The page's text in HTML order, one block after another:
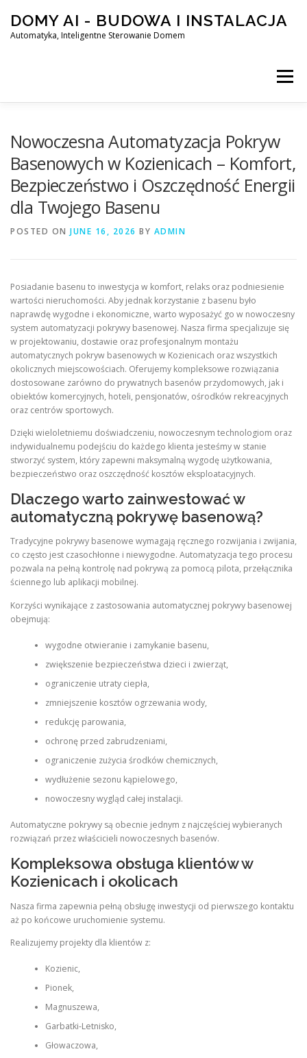
content
DOMY AI - BUDOWA I INSTALACJA
Automatyka, Inteligentne Sterowanie Domem
Menu
SMART DOM AI – AUTOMATYKA, INTELIGENTNE
BLOG KONTAKT
Nowoczesna Automatyzacja Pokryw
Basenowych w Kozienicach – Komfort,
Bezpieczeństwo i Oszczędność Energii
dla Twojego Basenu
POSTED ON JUNE 16, 2026 BY ADMIN
Posiadanie basenu to inwestycja w komfort, relaks oraz podniesienie
wartości nieruchomości. Aby jednak korzystanie z basenu było
naprawdę wygodne i ekonomiczne, warto wyposażyć go w nowoczesny
system automatyzacji pokrywy basenowej. Nasza firma specjalizuje się
w projektowaniu, dostawie oraz profesjonalnym montażu
automatycznych pokryw basenowych w Kozienicach oraz wszystkich
okolicznych miejscowościach. Oferujemy kompleksowe rozwiązania
dostosowane zarówno do prywatnych basenów przydomowych, jak i
obiektów komercyjnych, hoteli, pensjonatów, ośrodków rekreacyjnych
oraz centrów sportowych.
Dzięki wieloletniemu doświadczeniu, nowoczesnym technologiom oraz
indywidualnemu podejściu do każdego klienta jesteśmy w stanie
stworzyć system, który zapewni maksymalną wygodę użytkowania,
bezpieczeństwo oraz oszczędność kosztów eksploatacyjnych.
Dlaczego warto zainwestować w
automatyczną pokrywę basenową?
Tradycyjne pokrywy basenowe wymagają ręcznego rozwijania i zwijania,
co często jest czasochłonne i niewygodne. Automatyzacja tego procesu
pozwala na pełną kontrolę nad pokrywą za pomocą pilota, przełącznika
ściennego lub aplikacji mobilnej.
Korzyści wynikające z zastosowania automatycznej pokrywy basenowej
obejmują:
wygodne otwieranie i zamykanie basenu,
zwiększenie bezpieczeństwa dzieci i zwierząt,
ograniczenie utraty ciepła,
zmniejszenie kosztów ogrzewania wody,
redukcję parowania,
ochronę przed zabrudzeniami,
ograniczenie zużycia środków chemicznych,
wydłużenie sezonu kąpielowego,
nowoczesny wygląd całej instalacji.
Automatyczne pokrywy są obecnie jednym z najczęściej wybieranych
rozwiązań przez właścicieli nowoczesnych basenów.
Kompleksowa obsługa klientów w
Kozienicach i okolicach
Nasza firma zapewnia pełną obsługę inwestycji od pierwszego kontaktu
aż po końcowe uruchomienie systemu.
Realizujemy projekty dla klientów z:
Kozienic,
Pionek,
Magnuszewa,
Garbatki-Letnisko,
Głowaczowa,